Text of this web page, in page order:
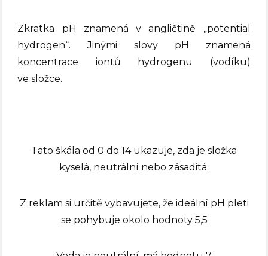
Zkratka pH znamená v angličtině „potential
hydrogen“. Jinými slovy pH znamená
koncentrace iontů hydrogenu (vodíku)
ve složce.
Tato škála od 0 do 14 ukazuje, zda je složka
kyselá, neutrální nebo zásaditá.
Z reklam si určitě vybavujete, že ideální pH pleti
se pohybuje okolo hodnoty 5,5